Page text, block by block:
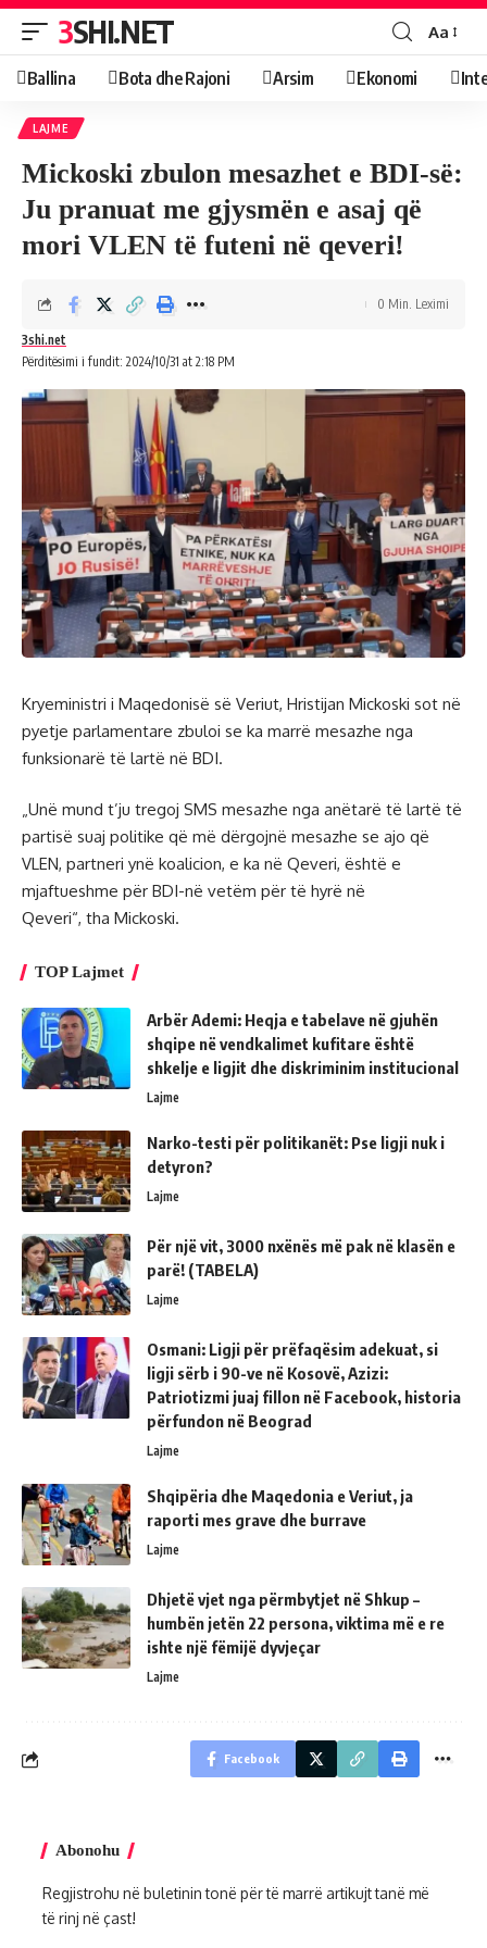
3SHI.NET Aa
Ballina Bota dhe Rajoni Arsim Ekonomi
LAJME
Mickoski zbulon mesazhet e BDI-së:
Ju pranuat me gjysmën e asaj që
mori VLEN të futeni në qeveri!
Përditësimi i fundit: 2024/10/31 at 2:18 PM
3shi.net
0 Min. Leximi
Kryeministri i Maqedonisë së Veriut, Hristijan Mickoski sot në
pyetje parlamentare zbuloi se ka marrë mesazhe nga
funksionarë të lartë në BDI.
„Unë mund t’ju tregoj SMS mesazhe nga anëtarë të lartë të
partisë suaj politike që më dërgojnë mesazhe se ajo që
VLEN, partneri ynë koalicion, e ka në Qeveri, është e
mjaftueshme për BDI-në vetëm për të hyrë në
Qeveri“, tha Mickoski.
TOP Lajmet
Arbër Ademi: Heqja e tabelave në gjuhën
shqipe në vendkalimet kufitare është
shkelje e ligjit dhe diskriminim institucional
Lajme
Narko-testi për politikanët: Pse ligji nuk i
detyron?
Lajme
Për një vit, 3000 nxënës më pak në klasën e
parë! (TABELA)
Lajme
Osmani: Ligji për prëfaqësim adekuat, si
ligji sërb i 90-ve në Kosovë, Azizi:
Patriotizmi juaj fillon në Facebook, historia
përfundon në Beograd
Lajme
Shqipëria dhe Maqedonia e Veriut, ja
raporti mes grave dhe burrave
Lajme
Dhjetë vjet nga përmbytjet në Shkup –
humbën jetën 22 persona, viktima më e re
ishte një fëmijë dyvjeçar
Lajme
Facebook
Abonohu
Regjistrohu në buletinin tonë për të marrë artikujt tanë më
të rinj në çast!